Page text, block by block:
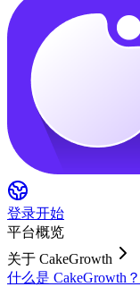
登录开始
平台概览
关于 CakeGrowth
什么是 CakeGrowth？